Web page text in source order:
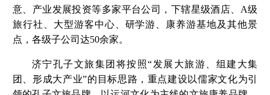
意、产业发展投资等多家平台公司，下辖星级酒店、A级
旅行社、大型游客中心、研学游、康养游基地及其他景
点，各级子公司达50余家。
济宁孔子文旅集团将按照“发展大旅游、组建大集
团、形成大产业”的目标思路，重点建设以儒家文化为引